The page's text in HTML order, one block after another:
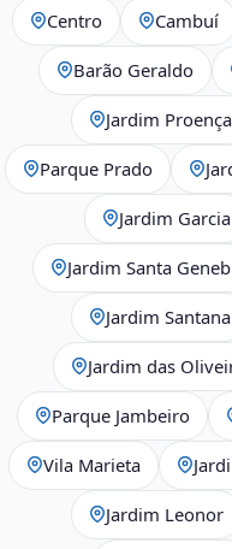
Centro Cambuí
Barão Geraldo
Jardim Proença
Parque Prado
Jardim Garcia
Jardim Santa
Jardim Santana
Jardim das
Parque Jambeiro
Vila Marieta
Jardim Leonor